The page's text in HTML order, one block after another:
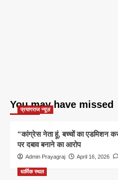
You may have missed
प्रयागराज न्यूज़
“कांग्रेस नेता हूं, बच्चों का एडमिशन
पर दबाव बनाने का आरोप
Admin Prayagraj April 16, 2026
धार्मिक स्थल